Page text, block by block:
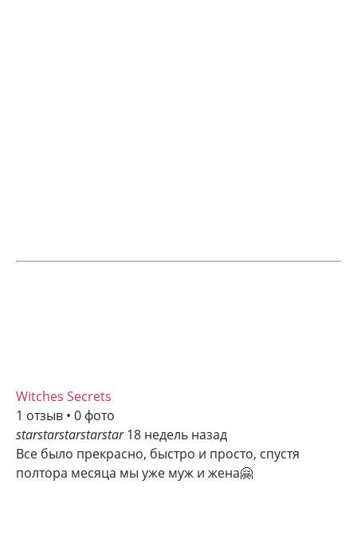
Witches Secrets
1 отзыв • 0 фото
starstarstarstarstar 18 недель назад
Все было прекрасно, быстро и просто, спустя
полтора месяца мы уже муж и жена🤗